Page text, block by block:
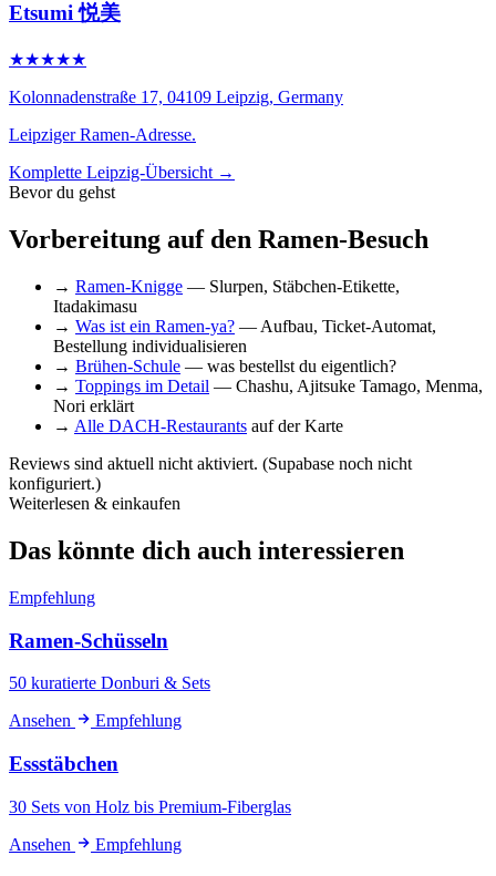
Etsumi 悦美
★★★★★
Kolonnadenstraße 17, 04109 Leipzig, Germany
Leipziger Ramen-Adresse.
Komplette Leipzig-Übersicht →
Bevor du gehst
Vorbereitung auf den Ramen-Besuch
→ Ramen-Knigge — Slurpen, Stäbchen-Etikette,
Itadakimasu
→ Was ist ein Ramen-ya? — Aufbau, Ticket-Automat,
Bestellung individualisieren
→ Brühen-Schule — was bestellst du eigentlich?
→ Toppings im Detail — Chashu, Ajitsuke Tamago, Menma,
Nori erklärt
→ Alle DACH-Restaurants auf der Karte
Reviews sind aktuell nicht aktiviert. (Supabase noch nicht
konfiguriert.)
Weiterlesen & einkaufen
Das könnte dich auch interessieren
Empfehlung
Ramen-Schüsseln
50 kuratierte Donburi & Sets
Ansehen
Empfehlung
Essstäbchen
30 Sets von Holz bis Premium-Fiberglas
Ansehen
Empfehlung